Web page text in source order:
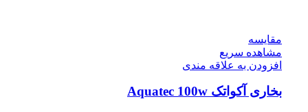
مقایسه
مشاهده سریع
افزودن به علاقه مندی
بخاری آکواتک Aquatec 100w